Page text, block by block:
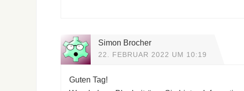
Simon Brocher
22. FEBRUAR 2022 UM 10:19
Guten Tag!